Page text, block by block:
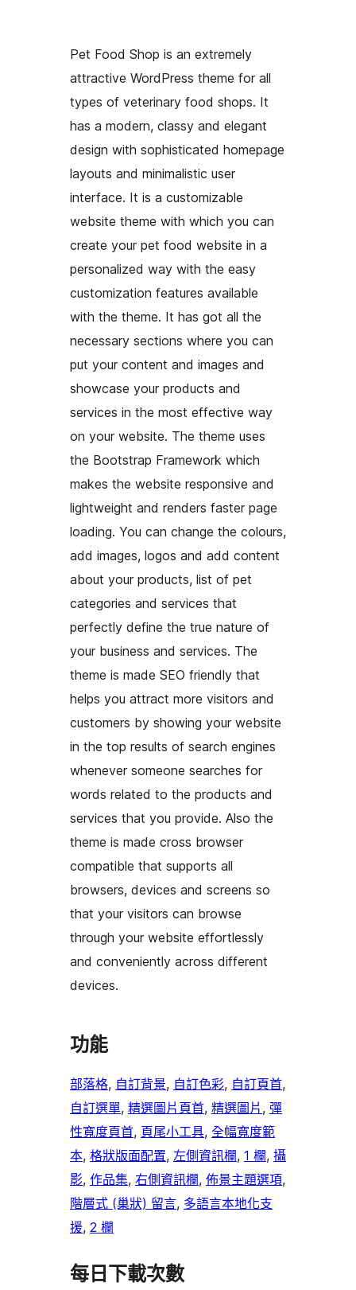
Pet Food Shop is an extremely
attractive WordPress theme for all
types of veterinary food shops. It
has a modern, classy and elegant
design with sophisticated homepage
layouts and minimalistic user
interface. It is a customizable
website theme with which you can
create your pet food website in a
personalized way with the easy
customization features available
with the theme. It has got all the
necessary sections where you can
put your content and images and
showcase your products and
services in the most effective way
on your website. The theme uses
the Bootstrap Framework which
makes the website responsive and
lightweight and renders faster page
loading. You can change the colours,
add images, logos and add content
about your products, list of pet
categories and services that
perfectly define the true nature of
your business and services. The
theme is made SEO friendly that
helps you attract more visitors and
customers by showing your website
in the top results of search engines
whenever someone searches for
words related to the products and
services that you provide. Also the
theme is made cross browser
compatible that supports all
browsers, devices and screens so
that your visitors can browse
through your website effortlessly
and conveniently across different
devices.
功能
部落格, 自訂背景, 自訂色彩, 自訂頁首
自訂選單, 精選圖片頁首, 精選圖片 , 彈
性寬度頁首, 頁尾小工具, 全幅寬度範
本, 格狀版面配置, 左側資訊欄, 1 欄, 攝
影, 作品集, 右側資訊欄, 佈景主題選項
階層式 (巢狀) 留言, 多語言本地化支
援, 2 欄
每日下載次數